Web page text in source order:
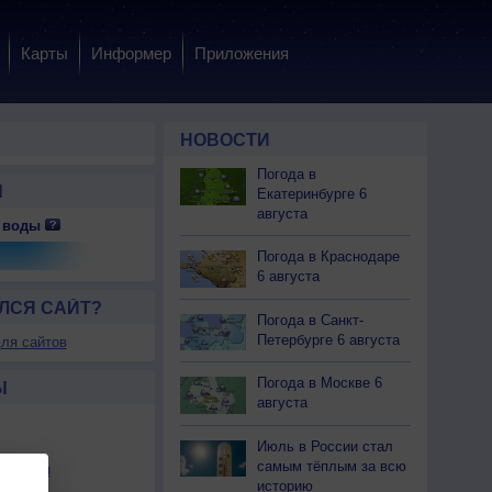
Карты Информер Приложения
0.0
8 сб
Ю-З
День
0.0
+26
Ю-З
День
0.0
+26
+26
Ю-З
Вечер
0.0
+20
+23
З
Вечер
0.0
+16
Ю-З
Ночь
+15
Ю
воды
САЙТ?
сайтов
НОВОСТИ
Погода в
Екатеринбурге 6
августа
Погода в Краснодаре
6 августа
Погода в Санкт-
Петербурге 6 августа
Погода в Москве 6
августа
Июль в России стал
самым тёплым за всю
историю